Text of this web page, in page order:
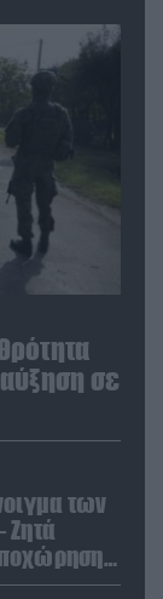
σε
των
Ζητά